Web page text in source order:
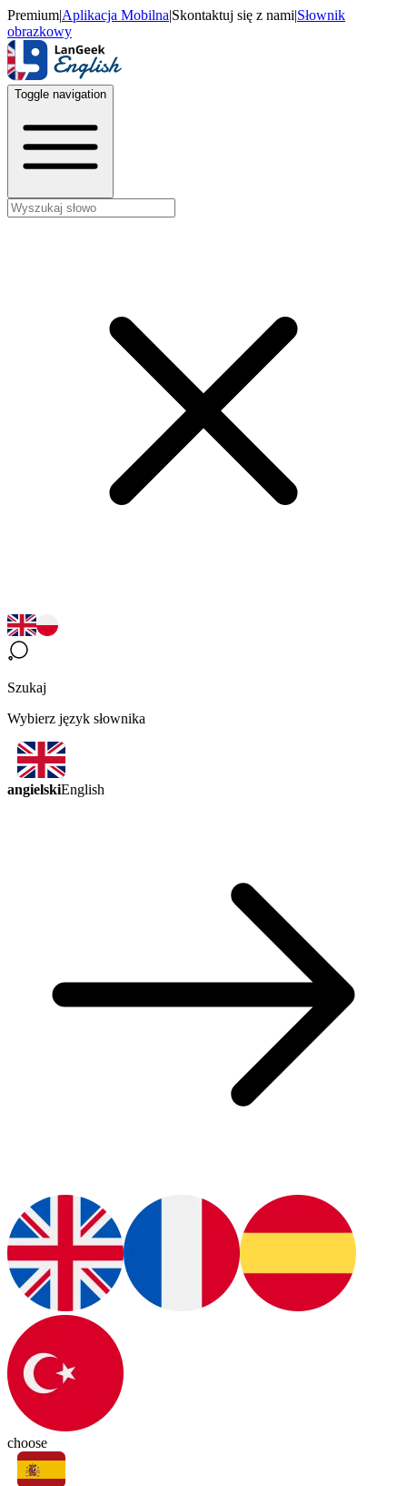
Premium|Aplikacja Mobilna|Skontaktuj się z nami|Słownik
obrazkowy
Toggle navigation
Szukaj
Wybierz język słownika
angielskiEnglish
choose